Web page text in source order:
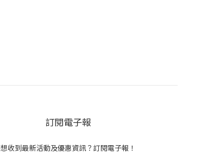
訂閱電子報
想收到最新活動及優惠資訊？訂閱電子報！